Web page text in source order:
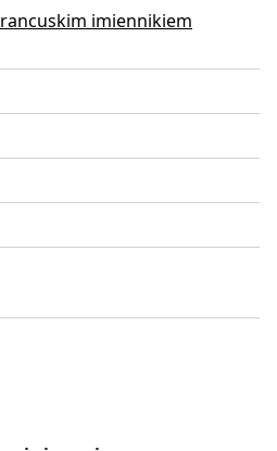
imiennikiem